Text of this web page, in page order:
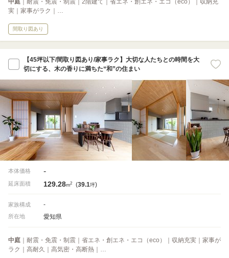
中庭 ｜耐震・免震・制震｜2階建て｜省エネ・創エネ・エコ（eco）｜収納充
実｜家事がラク｜…
間取り図あり
【45坪以下/間取り図あり/家事ラク】大切な人たちとの時間を大
切にする、木の香りに満ちた“和”の住まい
本体価格 -
延床面積 129.28m2 (39.1坪)
家族構成 -
所在地 愛知県
中庭 ｜耐震・免震・制震｜省エネ・創エネ・エコ（eco）｜収納充実｜家事が
ラク｜高耐久｜高気密・高断熱｜…